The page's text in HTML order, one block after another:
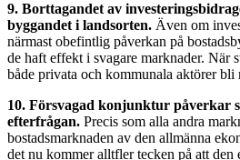
9. Borttagandet av
byggandet i landsorten. Även om
närmast obefintlig påverkan på
de haft effekt i svagare marknader. När
både privata och kommunala aktörer bli
10. Försvagad konjunktur påverkar
efterfrågan. Precis som alla andra
bostadsmarknaden av den allmänna
det nu kommer alltfler tecken på att